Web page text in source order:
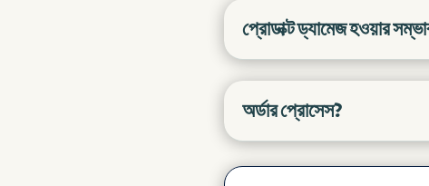
প্রোডাক্ট ড্যামেজ হওয়ার
অর্ডার প্রোসেস?